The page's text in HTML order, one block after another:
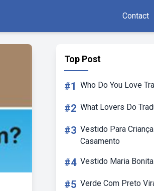
Contact
Top Post
#1 Who Do You Love
#2 What Lovers Do
#3 Vestido Para
Casamento
#4 Vestido Maria
#5 Verde Com Preto